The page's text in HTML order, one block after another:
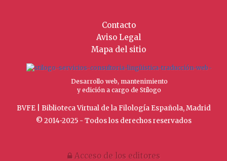
Contacto
Aviso Legal
Mapa del sitio
Desarrollo web, mantenimiento
y edición a cargo de Stílogo
BVFE | Biblioteca Virtual de la Filología Española, Madrid
© 2014-2025 - Todos los derechos reservados
Acceso de los editores